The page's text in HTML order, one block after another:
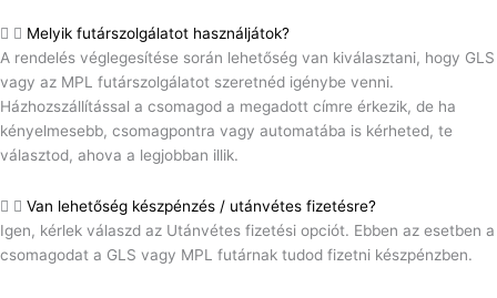
Melyik futárszolgálatot használjátok?
A rendelés véglegesítése során lehetőség van kiválasztani, hogy GLS
vagy az MPL futárszolgálatot szeretnéd igénybe venni.
Házhozszállítással a csomagod a megadott címre érkezik, de ha
kényelmesebb, csomagpontra vagy automatába is kérheted, te
választod, ahova a legjobban illik.
Van lehetőség készpénzés / utánvétes fizetésre?
Igen, kérlek válaszd az Utánvétes fizetési opciót. Ebben az esetben a
csomagodat a GLS vagy MPL futárnak tudod fizetni készpénzben.